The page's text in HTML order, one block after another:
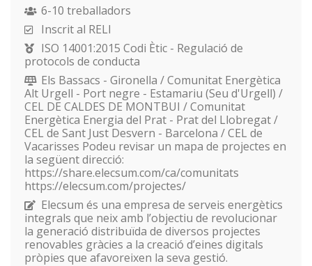
6-10 treballadors
Inscrit al RELI
ISO 14001:2015 Codi Ètic - Regulació de
protocols de conducta
Els Bassacs - Gironella / Comunitat Energètica
Alt Urgell - Port negre - Estamariu (Seu d'Urgell) /
CEL DE CALDES DE MONTBUI / Comunitat
Energètica Energia del Prat - Prat del Llobregat /
CEL de Sant Just Desvern - Barcelona / CEL de
Vacarisses Podeu revisar un mapa de projectes en
la següent direcció:
https://share.elecsum.com/ca/comunitats
https://elecsum.com/projectes/
Elecsum és una empresa de serveis energètics
integrals que neix amb l’objectiu de revolucionar
la generació distribuïda de diversos projectes
renovables gràcies a la creació d’eines digitals
pròpies que afavoreixen la seva gestió.